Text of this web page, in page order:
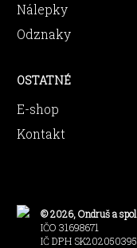
Nálepky
Odznaky
OSTATNÉ
E-shop
Kontakt
© 2026, Ondruš a
IČO 31698671
IČ DPH